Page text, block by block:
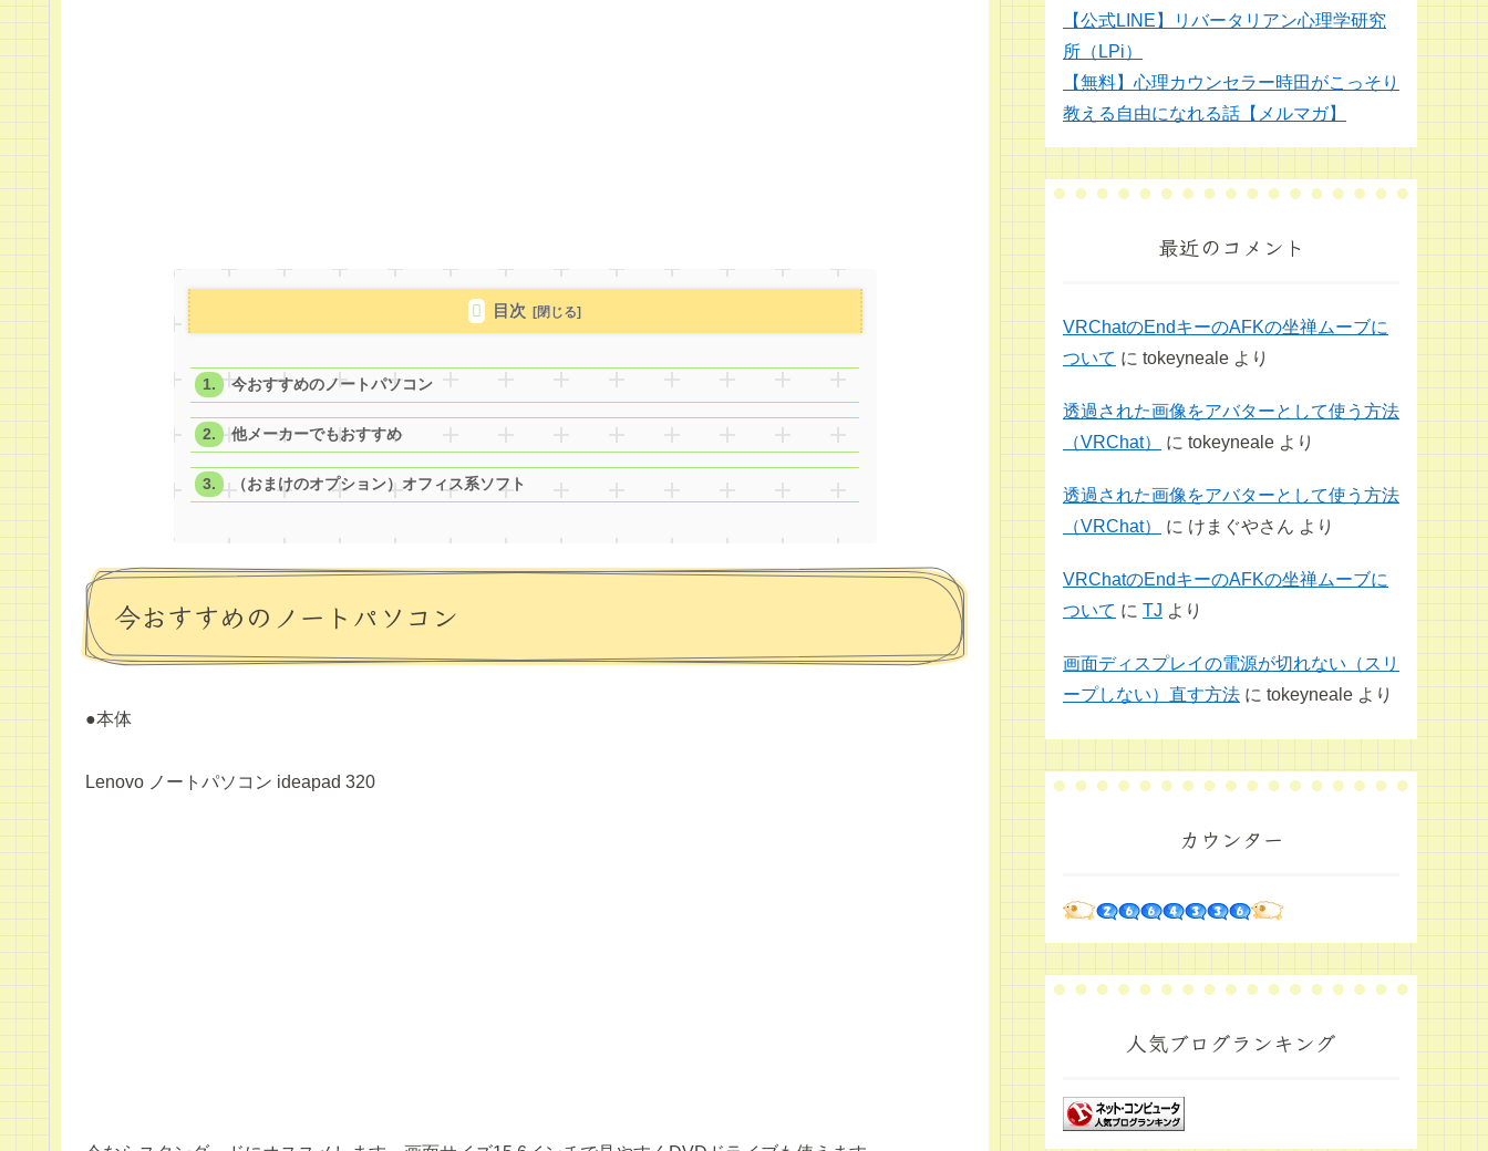
目次
今おすすめのノートパソコン
他メーカーでもおすすめ
（おまけのオプション）オフィス系ソフト
今おすすめのノートパソコン
●本体
Lenovo ノートパソコン ideapad 320
【公式LINE】リバータリアン心理学研究
所（LPi）
【無料】心理カウンセラー時田がこっそり
教える自由になれる話【メルマガ】
最近のコメント
VRChatのEndキーのAFKの坐禅ムーブに
ついて に tokeyneale より
透過された画像をアバターとして使う方法
（VRChat）
に tokeyneale より
透過された画像をアバターとして使う方法
（VRChat）
に けまぐやさん より
VRChatのEndキーのAFKの坐禅ムーブに
ついて に TJ より
画面ディスプレイの電源が切れない（スリ
ープしない）直す方法 に tokeyneale より
カウンター
人気ブログランキング